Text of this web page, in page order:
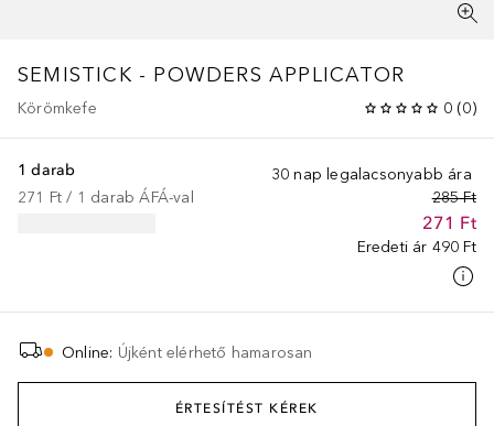
SEMISTICK - POWDERS APPLICATOR
Körömkefe 0 (0)
30 nap legalacsonyabb ára
285 Ft
271 Ft
Eredeti ár 490 Ft
1 darab
271 Ft / 1 darab ÁFÁ-val
Online: Újként elérhető hamarosan
ÉRTESÍTÉST KÉREK